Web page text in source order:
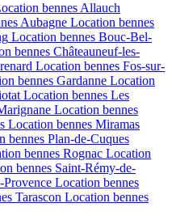
bennesAllauch
Aubagne Location bennes
Location bennes Bouc-Bel-
bennes Châteauneuf-les-
Location bennes Fos-sur-
bennes Gardanne Location
Location bennes Les
Location bennes
Location bennes Miramas
bennes Plan-de-Cuques
bennes Rognac Location
bennes Saint-Rémy-de-
Provence Location bennes
Tarascon Location bennes